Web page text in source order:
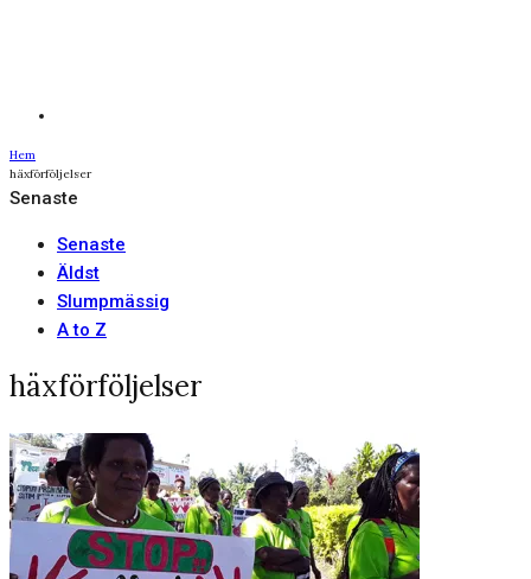
Hem
häxförföljelser
Senaste
Senaste
Äldst
Slumpmässig
A to Z
häxförföljelser